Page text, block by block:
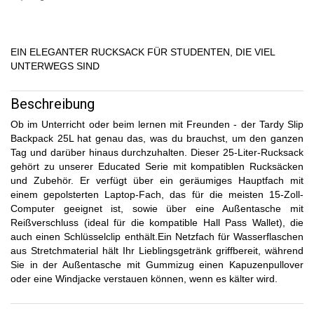
EIN ELEGANTER RUCKSACK FÜR STUDENTEN, DIE VIEL
UNTERWEGS SIND
Beschreibung
Ob im Unterricht oder beim lernen mit Freunden - der Tardy Slip
Backpack 25L hat genau das, was du brauchst, um den ganzen
Tag und darüber hinaus durchzuhalten. Dieser 25-Liter-Rucksack
gehört zu unserer Educated Serie mit kompatiblen Rucksäcken
und Zubehör. Er verfügt über ein geräumiges Hauptfach mit
einem gepolsterten Laptop-Fach, das für die meisten 15-Zoll-
Computer geeignet ist, sowie über eine Außentasche mit
Reißverschluss (ideal für die kompatible Hall Pass Wallet), die
auch einen Schlüsselclip enthält.Ein Netzfach für Wasserflaschen
aus Stretchmaterial hält Ihr Lieblingsgetränk griffbereit, während
Sie in der Außentasche mit Gummizug einen Kapuzenpullover
oder eine Windjacke verstauen können, wenn es kälter wird.